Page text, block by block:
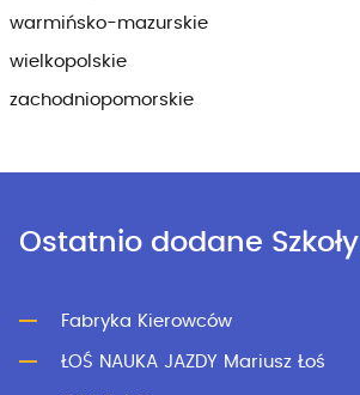
warmińsko-mazurskie
wielkopolskie
zachodniopomorskie
Ostatnio dodane Szkoły
Fabryka Kierowców
ŁOŚ NAUKA JAZDY Mariusz Łoś